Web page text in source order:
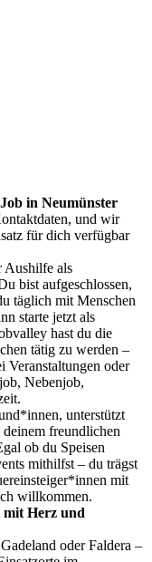
in Neumünster
und wir
für dich verfügbar
Aushilfe als
bist aufgeschlossen,
täglich mit Menschen
starte jetzt als
hast du die
tätig zu werden –
Veranstaltungen oder
Nebenjob,
unterstützt
freundlichen
ob du Speisen
mithilfst – du trägst
mit
willkommen.
mit Herz und
oder Faldera –